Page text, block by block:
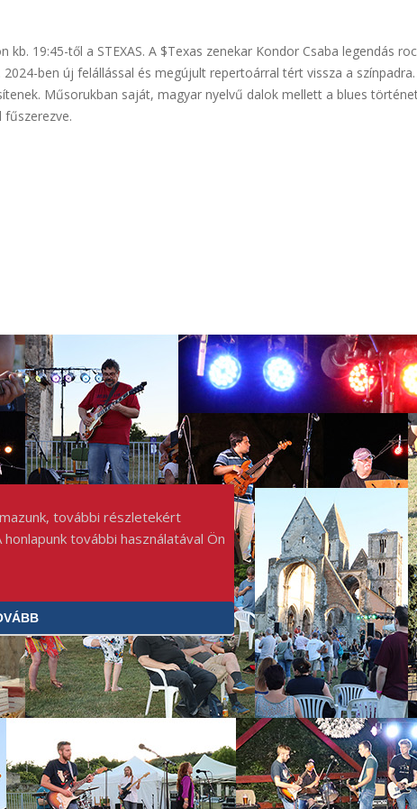
19:45-től a STEXAS. A $Texas zenekar Kondor Csaba legendás
ben új felállással és megújult repertoárral tért vissza a
Műsorukban saját, magyar nyelvű dalok mellett a blues
további részletekért
további használatával Ön